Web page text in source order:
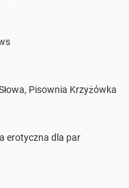
Pisownia Krzyżówka
erotyczna dla par